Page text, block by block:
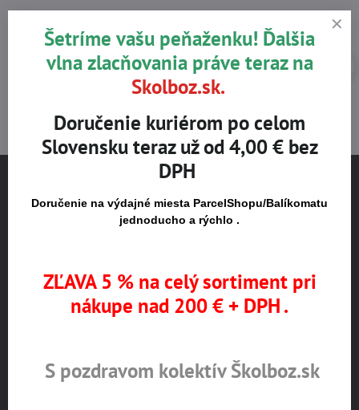
NÁJDETE NÁS
Otváracie hodiny
POZOR!!! Otváracie hodiny - prázdninový režim,
Šetríme vašu peňaženku! Ďalšia
vlna zlacňovania práve teraz na
Skolboz.sk.
Doručenie kuriérom po celom
Slovensku teraz už od 4,00 € bez
DPH
Doručenie na výdajné miesta ParcelShopu/Balíkomatu
jednoducho a rýchlo .
ZĽAVA 5 % na celý sortiment pri
nákupe nad 200 € + DPH .
S pozdravom kolektív Školboz.sk